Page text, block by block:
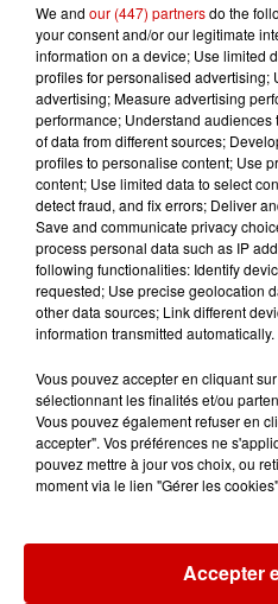
Gagnez
Festival
Gagnez
Musée du
Mans !
votre
de la...
We and our (447) partnersdo the
your consent and/or our legitimate
information on a device; Use limited
profiles for personalised advertising;
advertising; Measure advertising
performance; Understand
of data from different sources;
profiles to personalise content; Use
content; Use limited data to select
detect fraud, and fix errors; Deliver
Save and communicate privacy
process personal data such as IP
following functionalities: Identify
requested; Use precise geolocation
other data sources; Link different
information transmitted automatically.
Vous pouvez accepter en cliquant
sélectionnant les finalités et/ou
Vous pouvez également refuser en
accepter". Vos préférences ne
pouvez mettre à jour vos choix, ou
moment via le lien "Gérer les
Accepter